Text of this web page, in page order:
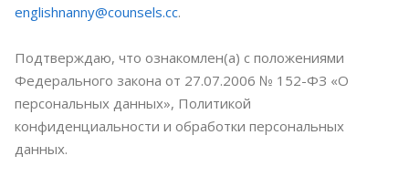
englishnanny@counsels.cc.
Подтверждаю, что ознакомлен(а) с положениями
Федерального закона от 27.07.2006 № 152-ФЗ «О
персональных данных», Политикой
конфиденциальности и обработки персональных
данных.